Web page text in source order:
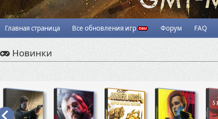
Главная страница Все обновления игр Форум FAQ
Новинки